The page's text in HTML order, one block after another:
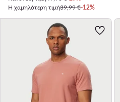
Η χαμηλότερη τιμή39,99 €-12%